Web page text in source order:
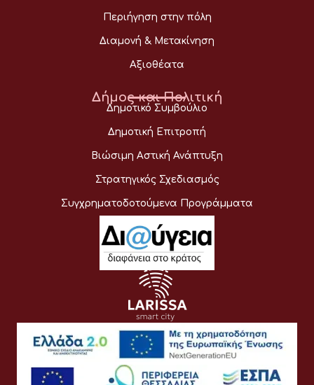
Περιήγηση στην πόλη
Διαμονή & Μετακίνηση
Αξιοθέατα
Δήμος και Πολιτική
Δημοτικό Συμβούλιο
Δημοτική Επιτροπή
Βιώσιμη Αστική Ανάπτυξη
Στρατηγικός Σχεδιασμός
Συγχρηματοδοτούμενα Προγράμματα